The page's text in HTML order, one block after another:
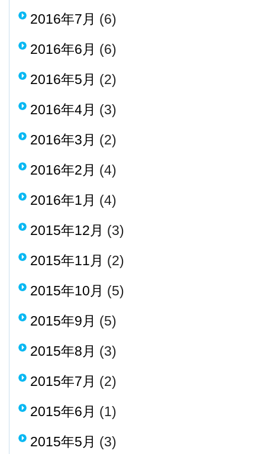
2016年7月 (6)
2016年6月 (6)
2016年5月 (2)
2016年4月 (3)
2016年3月 (2)
2016年2月 (4)
2016年1月 (4)
2015年12月 (3)
2015年11月 (2)
2015年10月 (5)
2015年9月 (5)
2015年8月 (3)
2015年7月 (2)
2015年6月 (1)
2015年5月 (3)